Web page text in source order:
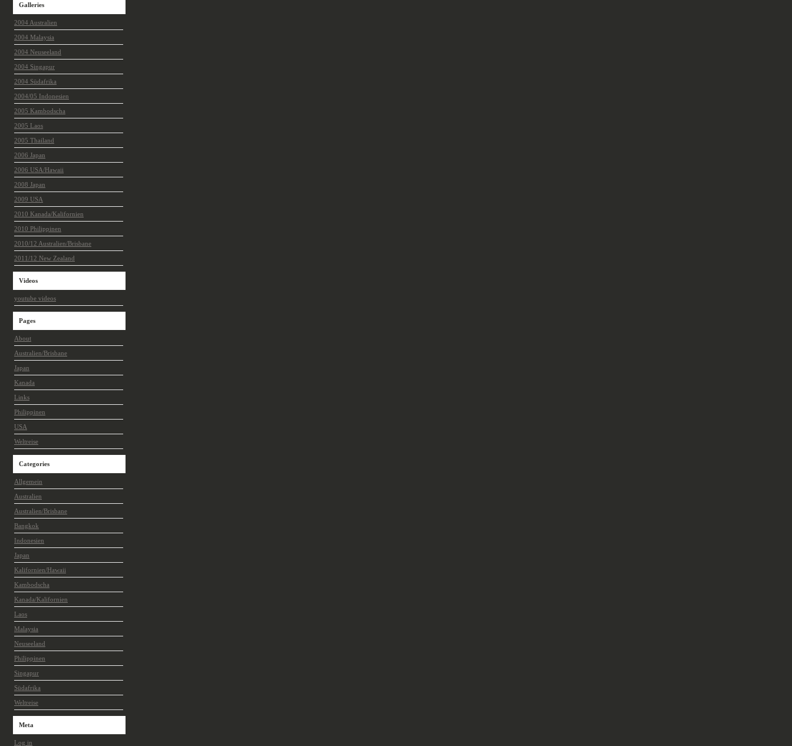
Galleries
2004 Australien
2004 Malaysia
2004 Neuseeland
2004 Singapur
2004 Südafrika
2004/05 Indonesien
2005 Kambodscha
2005 Laos
2005 Thailand
2006 Japan
2006 USA/Hawaii
2008 Japan
2009 USA
2010 Kanada/Kalifornien
2010 Philippinen
2010/12 Australien/Brisbane
2011/12 New Zealand
Videos
youtube videos
Pages
About
Australien/Brisbane
Japan
Kanada
Links
Philippinen
USA
Weltreise
Categories
Allgemein
Australien
Australien/Brisbane
Bangkok
Indonesien
Japan
Kalifornien/Hawaii
Kambodscha
Kanada/Kalifornien
Laos
Malaysia
Neuseeland
Philippinen
Singapur
Südafrika
Weltreise
Meta
Log in